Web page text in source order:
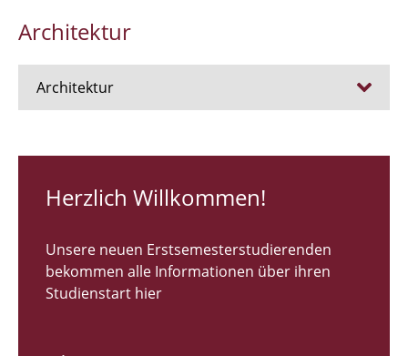
Architektur
Architektur
RUNDGANG 26
Bachelor Architektur
Herzlich Willkommen!
Unsere neuen Erstsemesterstudierenden
bekommen alle Informationen über ihren
Studienstart hier